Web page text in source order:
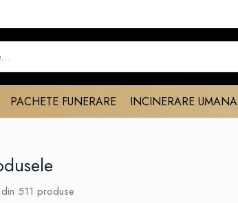
PACHETE FUNERARE INCINERARE UMANA
din 511 produse